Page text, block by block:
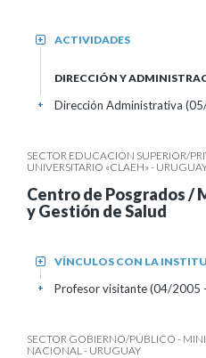
ACTIVIDADES
+
DIRECCIÓN Y
Dirección Administrativa
+
SECTOR EDUCACIÓN SUPERIOR/
UNIVERSITARIO «CLAEH» -
Centro de Posgrados /
y Gestión de Salud
VÍNCULOS CON LA
+
Profesor visitante (04/2005
+
SECTOR GOBIERNO/PÚBLICO -
NACIONAL - URUGUAY